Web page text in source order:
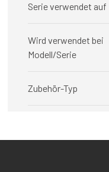
Serie verwendet auf
Wird verwendet bei
Modell/Serie
Zubehör-Typ